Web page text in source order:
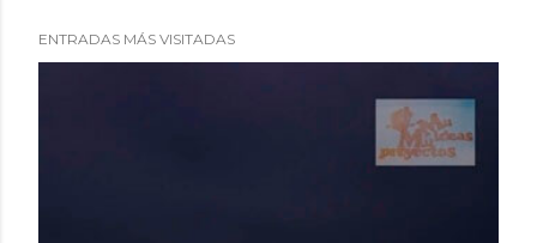
ENTRADAS MÁS VISITADAS